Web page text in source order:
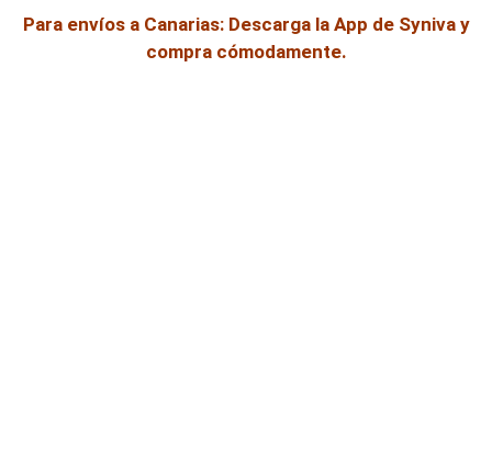
Para envíos a Canarias: Descarga la App de Syniva y
compra cómodamente.